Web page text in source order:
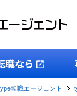
職なら
転職エージェント